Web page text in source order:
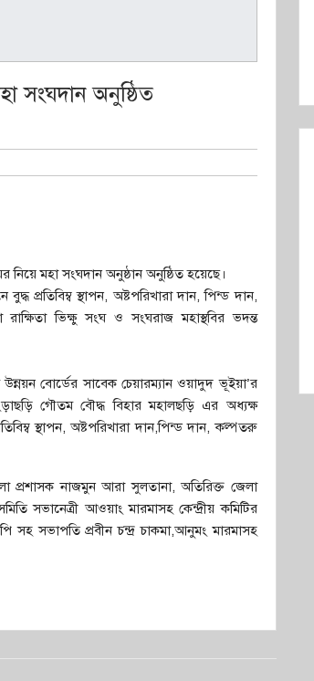
সংঘদান অনুষ্ঠিত
মহা সংঘদান অনুষ্ঠান অনুষ্ঠিত হয়েছে।
প্রতিবিম্ব স্থাপন, অষ্টপরিখারা দান, পিন্ড দান,
ভিক্ষু সংঘ ও সংঘরাজ মহাস্থবির ভদন্ত
বোর্ডের সাবেক চেয়ারম্যান ওয়াদুদ ভূইয়া’র
গৌতম বৌদ্ধ বিহার মহালছড়ি এর অধ্যক্ষ
স্থাপন, অষ্টপরিখারা দান,পিন্ড দান, কল্পতরু
প্রশাসক নাজমুন আরা সুলতানা, অতিরিক্ত জেলা
সভানেত্রী আওয়াং মারমাসহ কেন্দ্রীয় কমিটির
সহ সভাপতি প্রবীন চন্দ্র চাকমা,আনুমং মারমাসহ